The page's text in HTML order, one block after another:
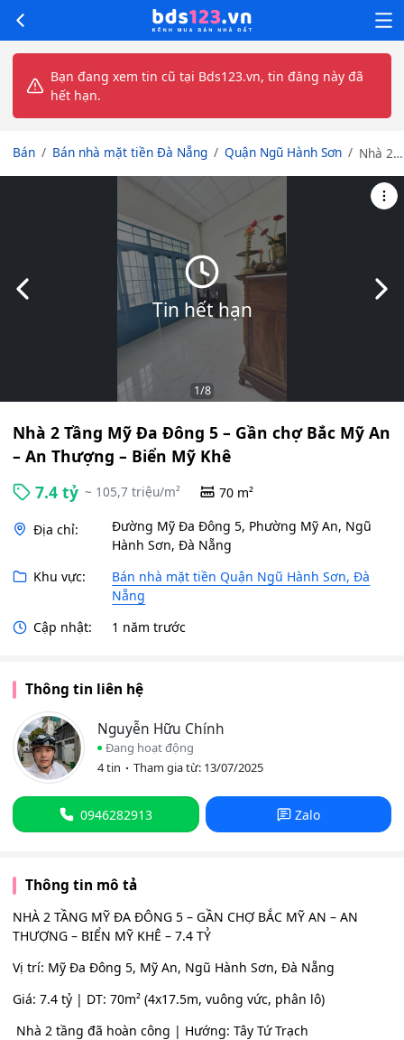
Bạn đang xem tin cũ tại Bds123.vn, tin đăng này đã
hết hạn.
Bán Bán nhà mặt tiền Đà Nẵng Quận Ngũ Hành Sơn
Nhà 2
Mỹ Đa
Đông 5
An – An
Thượng
Tin hết hạn
Slide trước
1/8
Nhà 2 Tầng Mỹ Đa Đông 5 – Gần chợ Bắc Mỹ An
– An Thượng – Biển Mỹ Khê
7.4 tỷ ~ 105,7 triệu/m² 70 m²
Địa chỉ:
Đường Mỹ Đa Đông 5, Phường Mỹ An, Ngũ
Hành Sơn, Đà Nẵng
Khu vực:
Bán nhà mặt tiền Quận Ngũ Hành Sơn, Đà
Nẵng
Cập nhật:
1 năm trước
Thông tin liên hệ
Nguyễn Hữu Chính
Đang hoạt động
4 tin
Tham gia từ: 13/07/2025
0946282913 Zalo
Thông tin mô tả
NHÀ 2 TẦNG MỸ ĐA ĐÔNG 5 – GẦN CHỢ BẮC MỸ AN – AN
THƯỢNG – BIỂN MỸ KHÊ – 7.4 TỶ
Vị trí: Mỹ Đa Đông 5, Mỹ An, Ngũ Hành Sơn, Đà Nẵng
Giá: 7.4 tỷ | DT: 70m² (4x17.5m, vuông vức, phân lô)
️ Nhà 2 tầng đã hoàn công | Hướng: Tây Tứ Trạch